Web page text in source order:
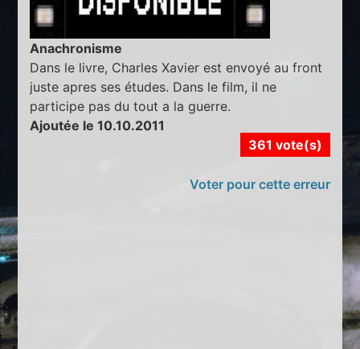
Anachronisme
Dans le livre, Charles Xavier est envoyé au front
juste apres ses études. Dans le film, il ne
participe pas du tout a la guerre.
Ajoutée le 10.10.2011
361 vote(s)
Voter pour cette erreur